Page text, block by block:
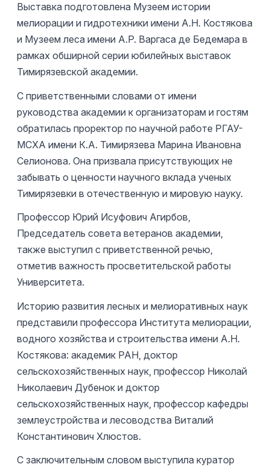
Выставка подготовлена Музеем истории
мелиорации и гидротехники имени А.Н. Костякова
и Музеем леса имени А.Р. Варгаса де Бедемара в
рамках обширной серии юбилейных выставок
Тимирязевской академии.
С приветственными словами от имени
руководства академии к организаторам и гостям
обратилась проректор по научной работе РГАУ-
МСХА имени К.А. Тимирязева Марина Ивановна
Селионова. Она призвала присутствующих не
забывать о ценности научного вклада ученых
Тимирязевки в отечественную и мировую науку.
Профессор Юрий Исуфович Агирбов,
Председатель совета ветеранов академии,
также выступил с приветственной речью,
отметив важность просветительской работы
Университета.
Историю развития лесных и мелиоративных наук
представили профессора Института мелиорации,
водного хозяйства и строительства имени А.Н.
Костякова: академик РАН, доктор
сельскохозяйственных наук, профессор Николай
Николаевич Дубенок и доктор
сельскохозяйственных наук, профессор кафедры
землеустройства и лесоводства Виталий
Константинович Хлюстов.
С заключительным словом выступила куратор